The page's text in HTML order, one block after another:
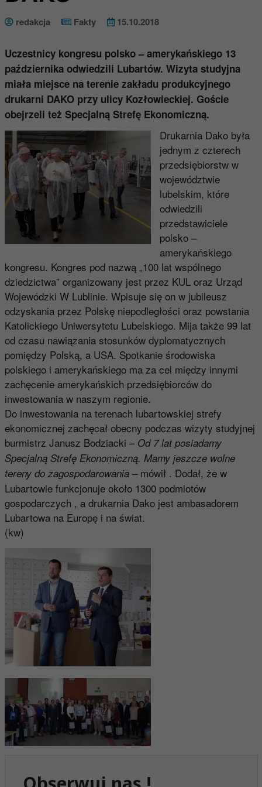
redakcja Fakty 15.10.2018
Uczestnicy kongresu polsko – amerykańskiego 13
października odwiedzili Lubartów. Wizyta studyjna
miała miejsce na terenie zakładu produkcyjnego
drukarni DAKO przy ulicy Kozłowieckiej. Goście
obejrzeli też Specjalną Strefę Ekonomiczną.
Drukarnia Dako była
jednym z czterech
przedsiębiorstw w
województwie
lubelskim, które
odwiedzili
przedstawiciele
polsko –
amerykańskiego
kongresu. Kongres pod nazwą „100 lat wspólnego
dziedzictwa” organizowany jest przez KUL oraz Urząd
Wojewódzki W Lublinie. Wpisuje się on w jubileusz
odzyskania przez Polskę niepodległości oraz powstania
Katolickiego Uniwersytetu Lubelskiego. Mija także 99 lat
od czasu nawiązania stosunków dyplomatycznych
pomiędzy Polską, a USA. Spotkanie środowiska
polskiego i amerykańskiego ma za cel między innymi
zachęcenie amerykańskich przedsiębiorców do
inwestowania w naszym regionie.
Do inwestowania na terenach lubartowskiej strefy
ekonomicznej zachęcał obecny podczas wizyty studyjnej
burmistrz Janusz Bodziacki – Od 7 lat posiadamy
Specjalną Strefę Ekonomiczną. Mamy jeszcze wolne
tereny do zagospodarowania– mówił . Dodał, że w
Lubartowie funkcjonuje około 1300 podmiotów
gospodarczych , a drukarnia Dako jest ambasadorem
Lubartowa na Europę i na świat.
(kw)